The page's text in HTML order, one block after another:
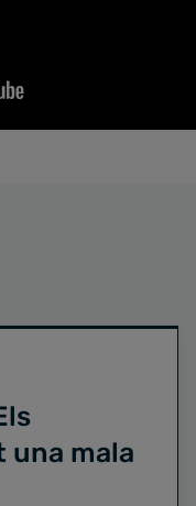
una mala